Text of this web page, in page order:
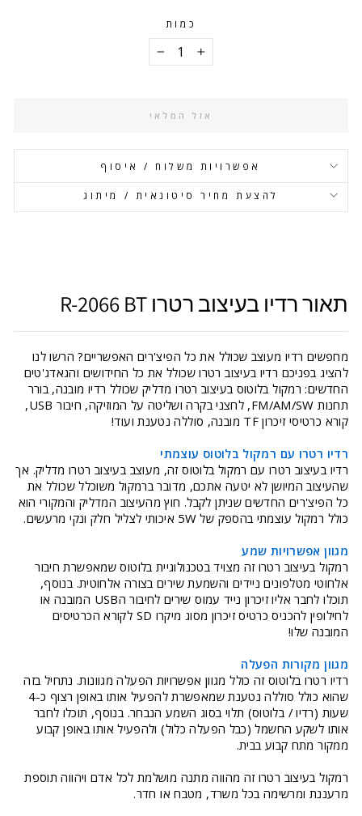
כמות
+
אזל המלאי
אפשרויות משלוח / איסוף
להצעת מחיר סיטונאית / מיתוג
תאור רדיו בעיצוב רטרו R-2066 BT
מחפשים רדיו מעוצב שכולל את כל הפיצ'רים האפשריים? הרשו לנו
להציג בפניכם רדיו בעיצוב רטרו שכולל את כל החידושים והגאדג'טים
החדשים: רמקול בלוטוס בעיצוב רטרו מדליק שכולל רדיו מובנה, בורר
תחנות FM/AM/SW, לחצני בקרה ושליטה על המוזיקה, חיבור USB,
קורא כרטיסי זיכרון TF מובנה, סוללה נטענת ועוד!
רדיו רטרו עם רמקול בלוטוס עוצמתי
רדיו בעיצוב רטרו עם רמקול בלוטוס זה, מעוצב בעיצוב רטרו מדליק. אך
שהעיצוב המיושן לא יטעה אתכם, מדובר ברמקול משוכלל שכולל את
כל הפיצ'רים החדשים שניתן לקבל. חוץ מהעיצוב המדליק והמקורי הוא
כולל רמקול עוצמתי בהספק של 5W איכותי לצליל חלק ונקי מרעשים.
מגוון אפשרויות שמע
רמקול בעיצוב רטרו זה מצויד בטכנולוגיית בלוטוס שמאפשרת חיבור
אלחוטי מטלפונים ניידים והשמעת שירים בצורה אלחוטית. בנוסף,
תוכלו לחבר אליו זיכרון נייד עמוס שירים לחיבור הUSB המובנה או
לחילופין להכניס כרטיס זיכרון מסוג מיקרו SD לקורא הכרטיסים
המובנה שלו!
מגוון מקורות הפעלה
רדיו רטרו בלוטוס זה כולל מגוון אפשרויות הפעלה מגוונות. נתחיל בזה
שהוא כולל סוללה נטענת שמאפשרת להפעיל אותו באופן רצוף כ-4
שעות (רדיו / בלוטוס) תלוי בסוג השמע הנבחר. בנוסף, תוכלו לחבר
אותו לשקע החשמל (כבל הפעלה כלול) ולהפעיל אותו באופן קבוע
ממקור מתח קבוע בבית.
רמקול בעיצוב רטרו זה מהווה מתנה מושלמת לכל אדם ויהווה תוספת
מרעננת ומרשימה בכל משרד, מטבח או חדר.